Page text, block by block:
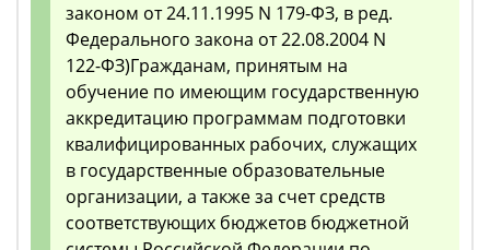
законом от 24.11.1995 N 179-ФЗ, в ред.
Федерального закона от 22.08.2004 N
122-ФЗ)Гражданам, принятым на
обучение по имеющим государственную
аккредитацию программам подготовки
квалифицированных рабочих, служащих
в государственные образовательные
организации, а также за счет средств
соответствующих бюджетов бюджетной